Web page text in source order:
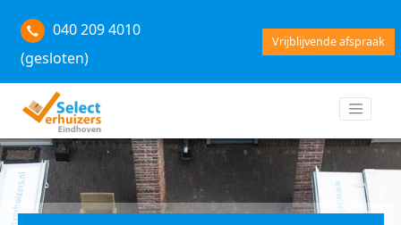
040 209 4010
(gesloten)
Vrijblijvende afspraak